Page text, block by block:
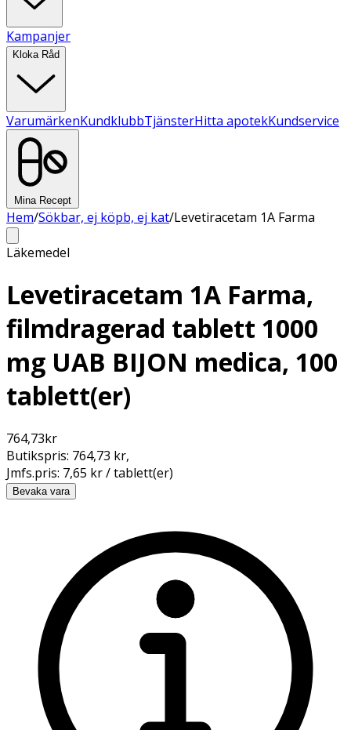
Kampanjer
Kloka Råd
VarumärkenKundklubbTjänsterHitta apotekKundservice
Mina Recept
Hem/Sökbar, ej köpb, ej kat/Levetiracetam 1A Farma
Läkemedel
Levetiracetam 1A Farma,
filmdragerad tablett 1000
mg UAB BIJON medica, 100
tablett(er)
764,73kr
Butikspris: 764,73 kr,
Jmfs.pris: 7,65 kr / tablett(er)
Bevaka vara